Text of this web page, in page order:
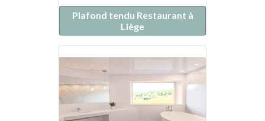
Plafond tendu Restaurant à
Liège